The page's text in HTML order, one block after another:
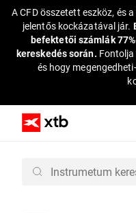
A CFD összetett eszköz, és
jelentős kockázatával jár.
befektetői számlák
kereskedés során. Fontolja
és hogy